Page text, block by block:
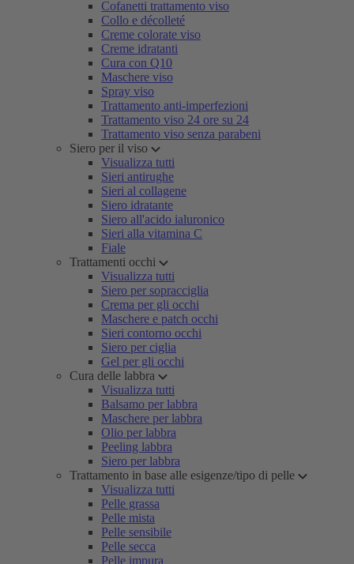
Cofanetti trattamento viso
Collo e décolleté
Creme colorate viso
Creme idratanti
Cura con Q10
Maschere viso
Spray viso
Trattamento anti-imperfezioni
Trattamento viso 24 ore su 24
Trattamento viso senza parabeni
Siero per il viso
Visualizza tutti
Sieri antirughe
Sieri al collagene
Siero idratante
Siero all'acido ialuronico
Sieri alla vitamina C
Fiale
Trattamenti occhi
Visualizza tutti
Siero per sopracciglia
Crema per gli occhi
Maschere e patch occhi
Sieri contorno occhi
Siero per ciglia
Gel per gli occhi
Cura delle labbra
Visualizza tutti
Balsamo per labbra
Maschere per labbra
Olio per labbra
Peeling labbra
Siero per labbra
Trattamento in base alle esigenze/tipo di pelle
Visualizza tutti
Pelle grassa
Pelle mista
Pelle sensibile
Pelle secca
Pelle impura